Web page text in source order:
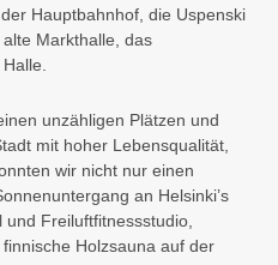
Hauptbahnhof, die Uspenski
Markthalle, das
unzähligen Plätzen und
mit hoher Lebensqualität,
wir nicht nur einen
an Helsinki’s
Freiluftfitnessstudio,
Holzsauna auf der